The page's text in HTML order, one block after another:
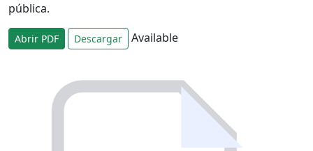
pública.
Abrir PDF Descargar Available